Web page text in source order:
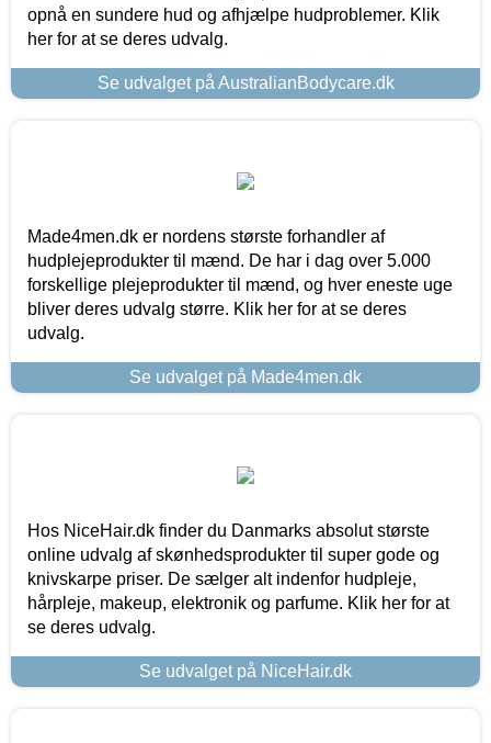
opnå en sundere hud og afhjælpe hudproblemer. Klik
her for at se deres udvalg.
Se udvalget på AustralianBodycare.dk
Made4men.dk er nordens største forhandler af
hudplejeprodukter til mænd. De har i dag over 5.000
forskellige plejeprodukter til mænd, og hver eneste uge
bliver deres udvalg større. Klik her for at se deres
udvalg.
Se udvalget på Made4men.dk
Hos NiceHair.dk finder du Danmarks absolut største
online udvalg af skønhedsprodukter til super gode og
knivskarpe priser. De sælger alt indenfor hudpleje,
hårpleje, makeup, elektronik og parfume. Klik her for at
se deres udvalg.
Se udvalget på NiceHair.dk